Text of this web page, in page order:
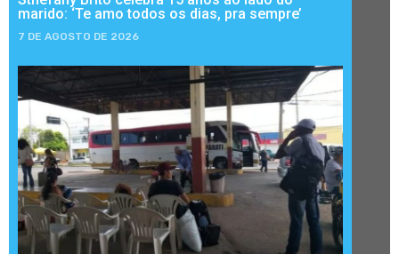
marido: ‘Te amo todos os dias, pra sempre’
7 DE AGOSTO DE 2026